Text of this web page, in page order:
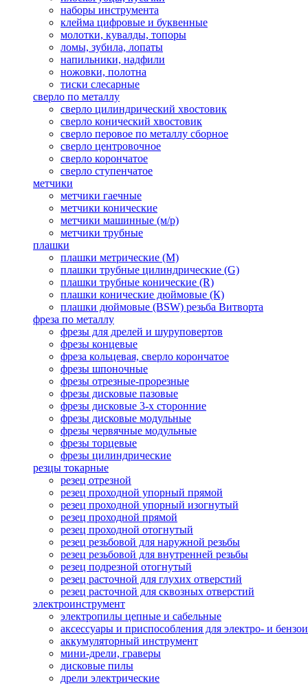
наборы инструмента
клейма цифровые и буквенные
молотки, кувалды, топоры
ломы, зубила, лопаты
напильники, надфили
ножовки, полотна
тиски слесарные
сверло по металлу
сверло цилиндрический хвостовик
сверло конический хвостовик
сверло перовое по металлу сборное
сверло центровочное
сверло корончатое
сверло ступенчатое
метчики
метчики гаечные
метчики конические
метчики машинные (м/р)
метчики трубные
плашки
плашки метрические (М)
плашки трубные цилиндрические (G)
плашки трубные конические (R)
плашки конические дюймовые (К)
плашки дюймовые (BSW) резьба Витворта
фреза по металлу
фрезы для дрелей и шуруповертов
фрезы концевые
фреза кольцевая, сверло корончатое
фрезы шпоночные
фрезы отрезные-прорезные
фрезы дисковые пазовые
фрезы дисковые 3-х сторонние
фрезы дисковые модульные
фрезы червячные модульные
фрезы торцевые
фрезы цилиндрические
резцы токарные
резец отрезной
резец проходной упорный прямой
резец проходной упорный изогнутый
резец проходной прямой
резец проходной отогнутый
резец резьбовой для наружной резьбы
резец резьбовой для внутренней резьбы
резец подрезной отогнутый
резец расточной для глухих отверстий
резец расточной для сквозных отверстий
электроинструмент
электропилы цепные и сабельные
аксессуары и приспособления для электро- и
аккумуляторный инструмент
мини-дрели, граверы
дисковые пилы
дрели электрические